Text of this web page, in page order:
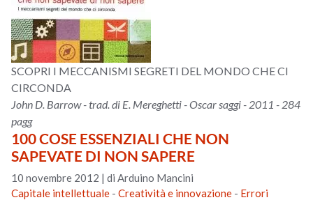
SCOPRI I MECCANISMI SEGRETI DEL MONDO CHE CI
CIRCONDA
John D. Barrow - trad. di E. Mereghetti - Oscar saggi - 2011 - 284
pagg
100 COSE ESSENZIALI CHE NON
SAPEVATE DI NON SAPERE
10 novembre 2012 |di Arduino Mancini
Capitale intellettuale -Creatività e innovazione - Errori